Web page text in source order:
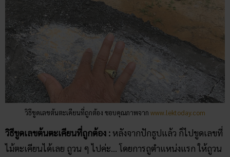
วิธีขูดเลขต้นตะเคียนที่ถูกต้อง ขอบคุณภาพจาก www.lektoday.com
วิธีขูดเลขต้นตะเคียนที่ถูกต้อง : หลังจากปักธูปแล้ว ก็ไปขูดเลขที่
ไม้ตะเคียนได้เลย ถูวน ๆ ไปค่ะ… โดยการถูตำแหน่งแรก ให้ถูวน